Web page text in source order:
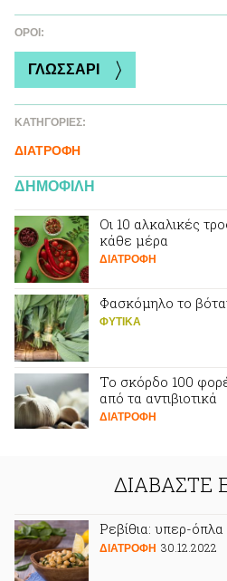
ΌΡΟΙ:
ΓΛΩΣΣΑΡΙ
ΚΑΤΗΓΟΡΙΕΣ:
ΔΙΑΤΡΟΦΗ
ΔΗΜΟΦΙΛΗ
Οι 10 αλκαλικές
κάθε μέρα
ΔΙΑΤΡΟΦΗ
Φασκόμηλο το
ΦΥΤΙΚA
Το σκόρδο 100
από τα αντιβιοτικά
ΔΙΑΤΡΟΦΗ
ΔΙΑΒΑΣΤΕ
Ρεβίθια: υπερ-όπλα
ΔΙΑΤΡΟΦΗ 30.12.2022